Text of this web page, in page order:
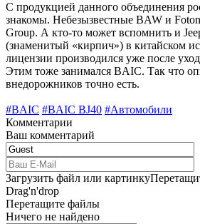
С продукцией данного объединения
знакомы. Небезызвестные BAW и
Group. А кто-то может вспомнить и
(знаменитый «кирпич») в китайском
лицензии производился уже после
Этим тоже занимался BAIC. Так что
внедорожников точно есть.
#BAIC #BAIC BJ40 #Автомобили
Комментарии
Ваш комментарий
Загрузить файл или картинку
Drag'n'drop
Перетащите файлы
Ничего не найдено